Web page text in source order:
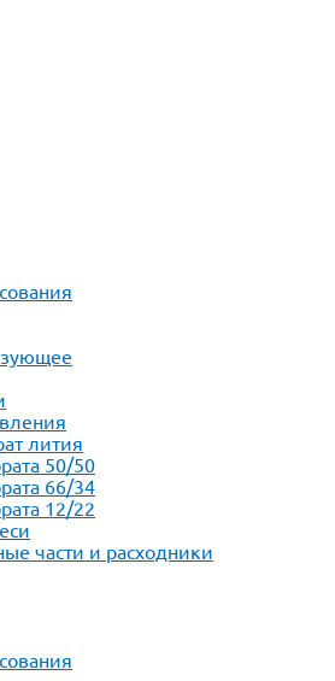
лития
50/50
66/34
12/22
части и расходники